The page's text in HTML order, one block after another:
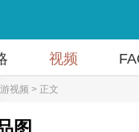
视频
视频 > 正文